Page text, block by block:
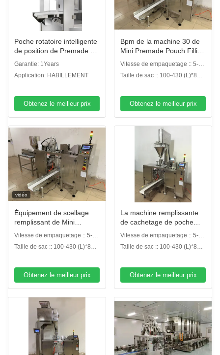
Poche rotatoire intelligente
de position de Premade de
machine de
vide de RPP
Garantie: 1Years
Application: HABILLEMENT
Obtenez le meilleur prix
Bpm de la machine 30 de
Mini Premade Pouch Filling
Sealing pour l'emballage
Vitesse de empaquetage :: 5-30
sacs de tirette de bpm
Taille de sac :: 100-430 (L)*80-
Obtenez le meilleur prix
vidéo
Équipement de scellage
remplissant de Mini
Premade Pouch Packing
Machine d'aliment pour
animaux familiers
Vitesse de empaquetage :: 5-30
sacs de tirette de bpm
Taille de sac :: 100-430 (L)*80-
Obtenez le meilleur prix
La machine remplissante
de cachetage de poche
Standup de Premade
saupoudrent l'emballeur de
Doy
Vitesse de empaquetage :: 5-30
sacs de tirette de bpm
Taille de sac :: 100-430 (L)*80-
Obtenez le meilleur prix